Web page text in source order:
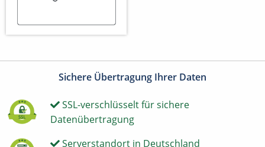
Sichere Übertragung Ihrer Daten
SSL-verschlüsselt für sichere
Datenübertragung
Serverstandort in Deutschland